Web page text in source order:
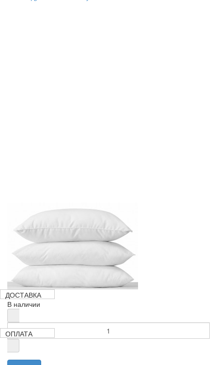
340 руб
В наличии
ДОСТАВКА
ОПЛАТА